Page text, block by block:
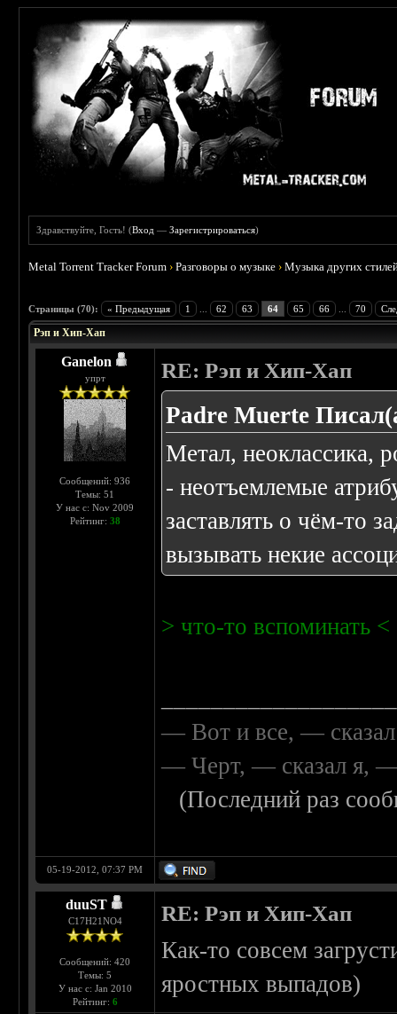
Здравствуйте, Гость! (Вход —Зарегистрироваться)
Metal Torrent Tracker Forum ›Разговоры о музыке ›Музыка других
Страницы (70): « Предыдущая 1 62 63 64 65 66 70
Рэп и Хип-Хап
Ganelon
упрт
Сообщений: 936
Темы: 51
У нас с: Nov 2009
Рейтинг: 38
RE: Рэп и Хип-Хап
Padre Muerte
Метал, неоклассика,
- неотъемлемые
заставлять о чём-то
вызывать некие
> что-то вспоминать <
— Вот и все, —
— Черт, — сказал я, —
(Последний раз
05-19-2012, 07:37 PM
duuST
С17H21NO4
Сообщений: 420
Темы: 5
У нас с: Jan 2010
Рейтинг: 6
RE: Рэп и Хип-Хап
Как-то совсем
яростных выпадов)